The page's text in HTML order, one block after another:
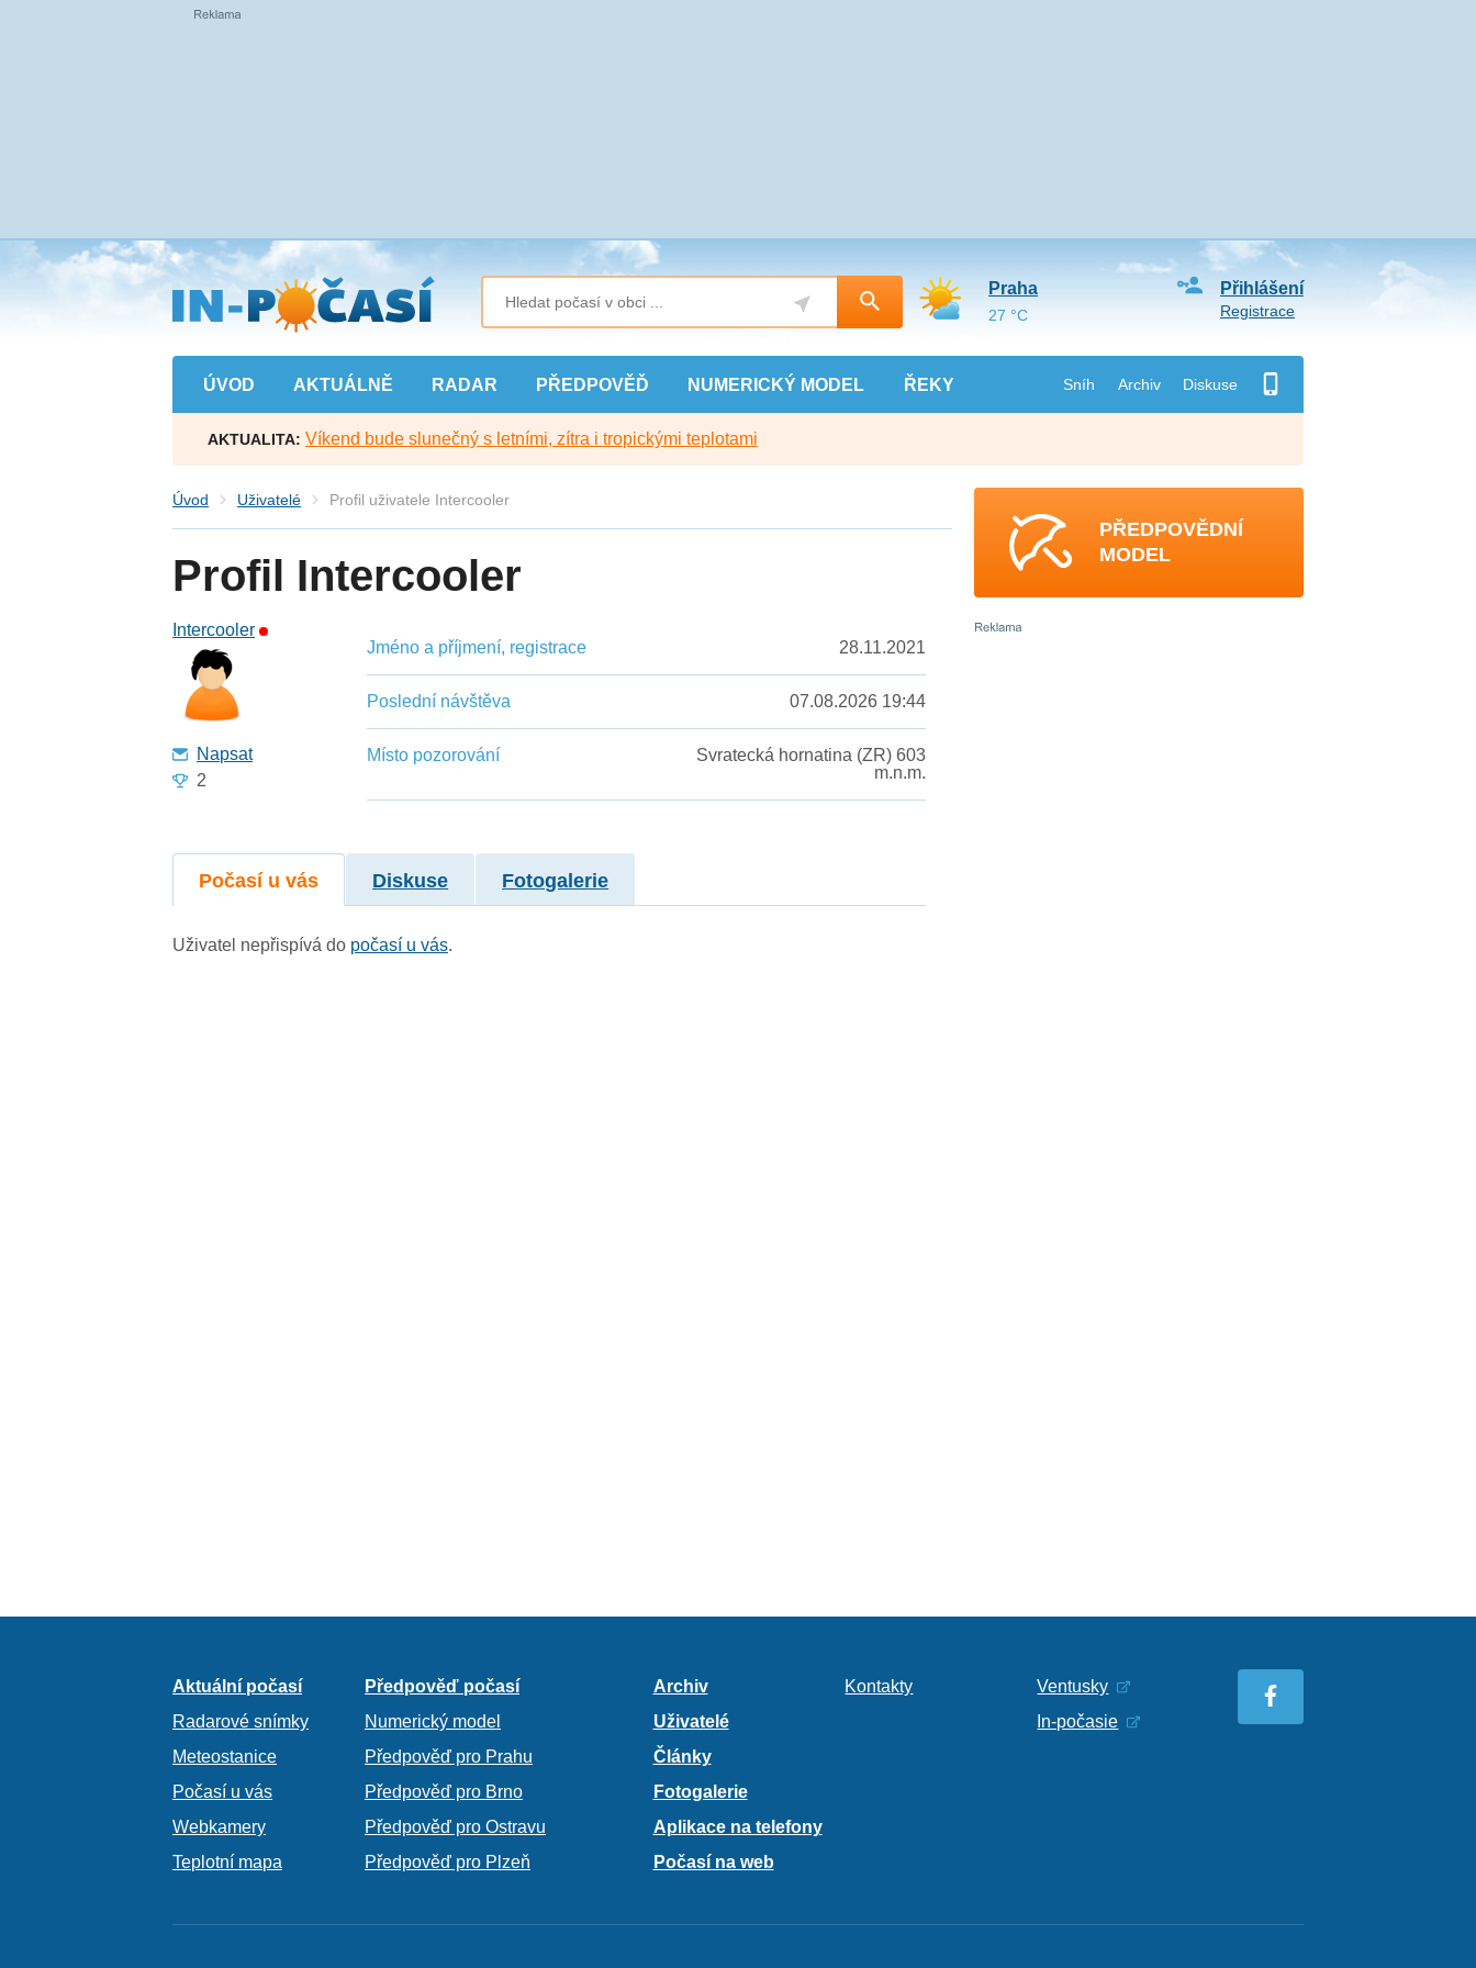
Přejít
na
hlavní
obsah
ÚVOD AKTUÁLNĚ RADAR PŘEDPOVĚĎ NUMERICKÝ MODEL ŘEKY Sníh Archiv Diskuse
Přihlášení
Registrace
Praha
27 °C
AKTUALITA: Víkend bude slunečný s letními, zítra i tropickými teplotami
Úvod Uživatelé Profil uživatele Intercooler
Profil Intercooler
Intercooler
Napsat
2
Jméno a příjmení, registrace 28.11.2021
Poslední návštěva 07.08.2026 19:44
Místo pozorování
Svratecká hornatina (ZR) 603
m.n.m.
Počasí u vás Diskuse Fotogalerie
Uživatel nepřispívá do počasí u vás.
PŘEDPOVĚDNÍ
MODEL
Aktuální počasí
Radarové snímky
Meteostanice
Počasí u vás
Webkamery
Teplotní mapa
Předpověď počasí
Numerický model
Předpověď pro Prahu
Předpověď pro Brno
Předpověď pro Ostravu
Předpověď pro Plzeň
Archiv
Uživatelé
Články
Fotogalerie
Aplikace na telefony
Počasí na web
Kontakty
Ventusky
In-počasie